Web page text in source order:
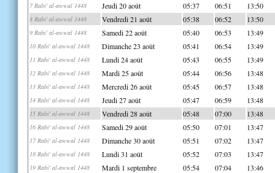
7 Rabi' al-awwal 1448 Jeudi 20 août 05:37 06:51 13:50
8 Rabi' al-awwal 1448 Vendredi 21 août 05:38 06:52 13:50
9 Rabi' al-awwal 1448 Samedi 22 août 05:40 06:53 13:49
10 Rabi' al-awwal 1448 Dimanche 23 août 05:41 06:54 13:49
11 Rabi' al-awwal 1448 Lundi 24 août 05:43 06:55 13:49
12 Rabi' al-awwal 1448 Mardi 25 août 05:44 06:56 13:48
13 Rabi' al-awwal 1448 Mercredi 26 août 05:45 06:57 13:48
14 Rabi' al-awwal 1448 Jeudi 27 août 05:47 06:59 13:48
15 Rabi' al-awwal 1448 Vendredi 28 août 05:48 07:00 13:48
16 Rabi' al-awwal 1448 Samedi 29 août 05:50 07:01 13:47
17 Rabi' al-awwal 1448 Dimanche 30 août 05:51 07:02 13:47
18 Rabi' al-awwal 1448 Lundi 31 août 05:52 07:03 13:47
19 Rabi' al-awwal 1448 Mardi 1 septembre 05:54 07:04 13:46